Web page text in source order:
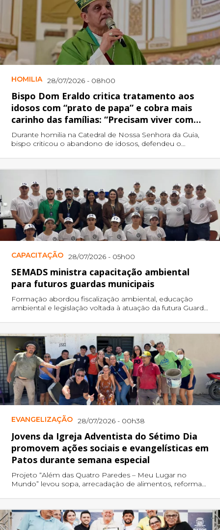
HOMILIA 28/07/2026 - 08h00
Bispo Dom Eraldo critica tratamento aos
idosos com “prato de papa” e cobra mais
carinho das famílias: “Precisam viver com
dignidade”
Durante homilia na Catedral de Nossa Senhora da Guia,
bispo criticou o abandono de idosos, defendeu o
CAPACITAÇÃO 28/07/2026 - 05h00
SEMADS ministra capacitação ambiental
para futuros guardas municipais
Formação abordou fiscalização ambiental, educação
ambiental e legislação voltada à atuação da futura Guarda
EVANGELIZAÇÃO 28/07/2026 - 00h38
Jovens da Igreja Adventista do Sétimo Dia
promovem ações sociais e evangelísticas em
Patos durante semana especial
Projeto “Além das Quatro Paredes – Meu Lugar no
Mundo” levou sopa, arrecadação de alimentos, reforma